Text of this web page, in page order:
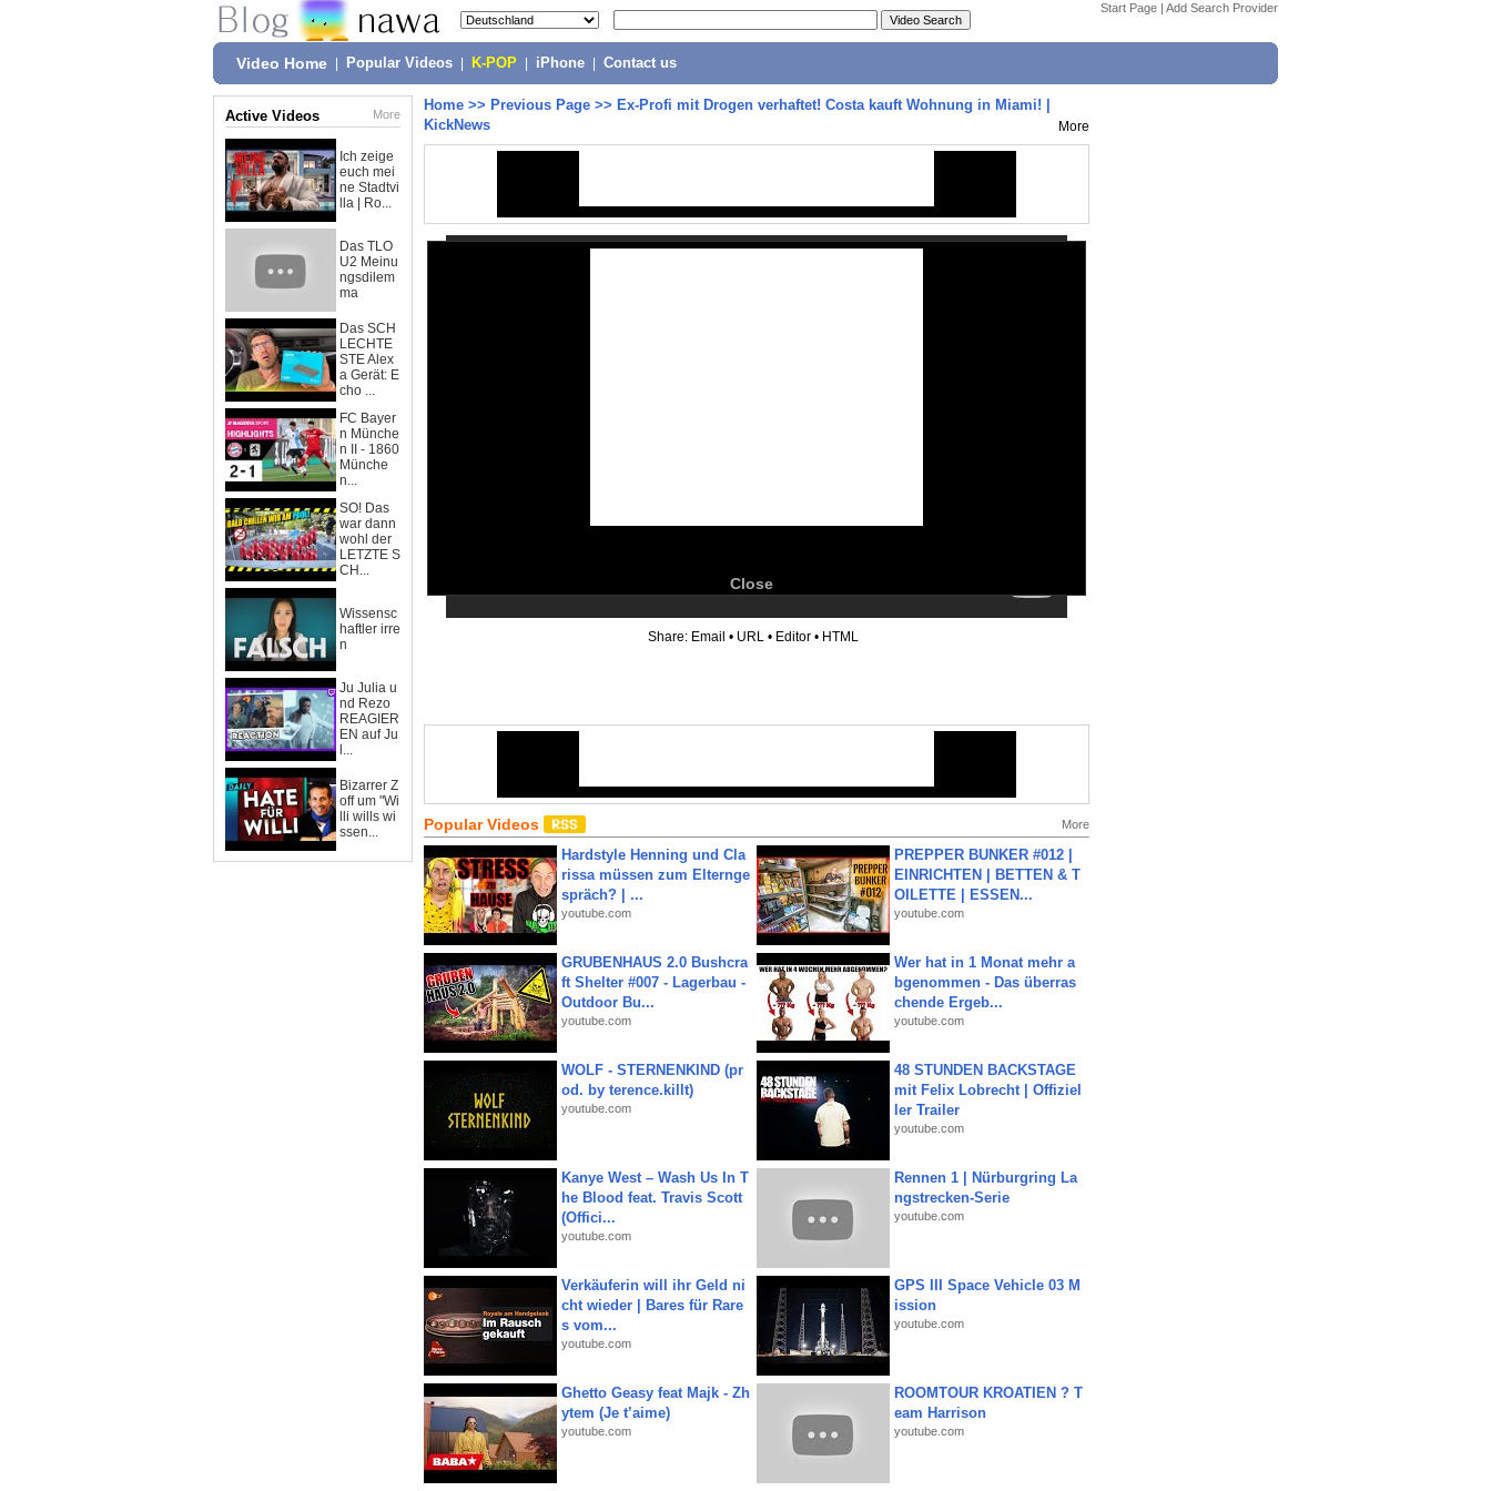
Start Page | Add Search Provider
Video Home Popular Videos K-POP iPhone Contact us
Active Videos More
Ich zeige
euch mei
ne Stadtvi
lla | Ro...
Das TLO
U2 Meinu
ngsdilem
ma
Das SCH
LECHTE
STE Alex
a Gerät: E
cho ...
FC Bayer
n Münche
n II - 1860
Münche
n...
SO! Das
war dann
wohl der
LETZTE S
CH...
Wissensc
haftler irre
n
Ju Julia u
nd Rezo
REAGIER
EN auf Ju
l...
Bizarrer Z
off um "Wi
lli wills wi
ssen...
Home >> Previous Page >> Ex-Profi mit Drogen verhaftet! Costa kauft Wohnung in Miami! |
KickNews
More
Close
Share: Email • URL • Editor • HTML
Popular Videos More
Hardstyle Henning und Cla
rissa müssen zum Elternge
spräch? | ...
youtube.com
PREPPER BUNKER #012 |
EINRICHTEN | BETTEN & T
OILETTE | ESSEN...
youtube.com
GRUBENHAUS 2.0 Bushcra
ft Shelter #007 - Lagerbau -
Outdoor Bu...
youtube.com
Wer hat in 1 Monat mehr a
bgenommen - Das überras
chende Ergeb...
youtube.com
WOLF - STERNENKIND (pr
od. by terence.killt)
youtube.com
48 STUNDEN BACKSTAGE
mit Felix Lobrecht | Offiziel
ler Trailer
youtube.com
Kanye West – Wash Us In T
he Blood feat. Travis Scott
(Offici...
youtube.com
Rennen 1 | Nürburgring La
ngstrecken-Serie
youtube.com
Verkäuferin will ihr Geld ni
cht wieder | Bares für Rare
s vom...
youtube.com
GPS III Space Vehicle 03 M
ission
youtube.com
Ghetto Geasy feat Majk - Zh
ytem (Je t’aime)
youtube.com
ROOMTOUR KROATIEN ? T
eam Harrison
youtube.com